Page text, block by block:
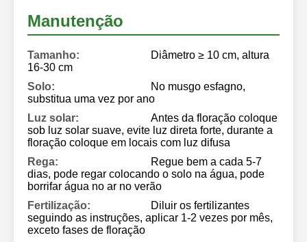
Manutenção
Tamanho:
Diâmetro ≥ 10 cm, altura
16-30 cm
Solo:
No musgo esfagno,
substitua uma vez por ano
Luz solar:
Antes da floração coloque
sob luz solar suave, evite luz direta forte, durante a
floração coloque em locais com luz difusa
Rega:
Regue bem a cada 5-7
dias, pode regar colocando o solo na água, pode
borrifar água no ar no verão
Fertilização:
Diluir os fertilizantes
seguindo as instruções, aplicar 1-2 vezes por mês,
exceto fases de floração